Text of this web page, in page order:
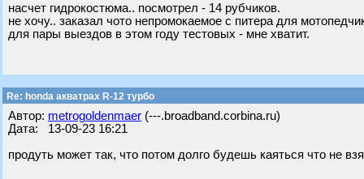
насчет гидрокостюма.. посмотрел - 14 рубчиков.
не хочу.. заказал чото непромокаемое с питера для
для пары выездов в этом году тестовых - мне хватит.
Re: honda акватрах R-12 турбо
Автор: metrogoldenmaer (---.broadband.corbina.ru)
Дата: 13-09-23 16:21
продуть может так, что потом долго будешь каяться что не